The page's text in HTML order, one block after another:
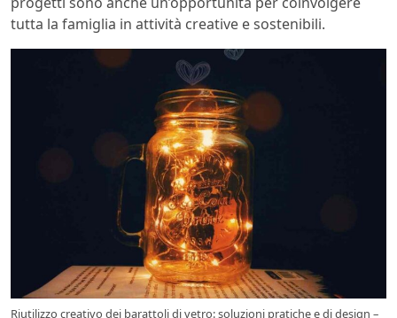
tutta la famiglia in attività creative e sostenibili.
Riutilizzo creativo dei barattoli di vetro: soluzioni pratiche e di design –